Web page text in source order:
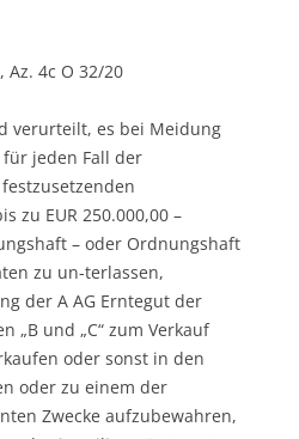
Az. 4c O 32/20
verurteilt, es bei Meidung
jeden Fall der
zu EUR 250.000,00 –
– oder Ordnungshaft
zu un-terlassen,
der A AG Erntegut der
„B und „C“ zum Verkauf
oder sonst in den
oder zu einem der
Zwecke aufzubewahren,